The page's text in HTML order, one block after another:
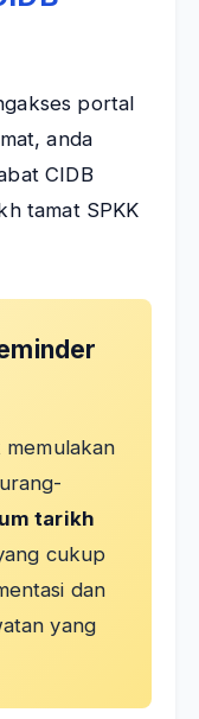
portal
anda
CIDB
tamat SPKK
tarikh
cukup
dan
yang